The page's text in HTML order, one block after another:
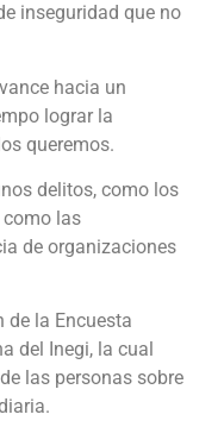
inseguridad que no
hacia un
lograr la
queremos.
delitos, como los
las
de organizaciones
de la Encuesta
del Inegi, la cual
las personas sobre